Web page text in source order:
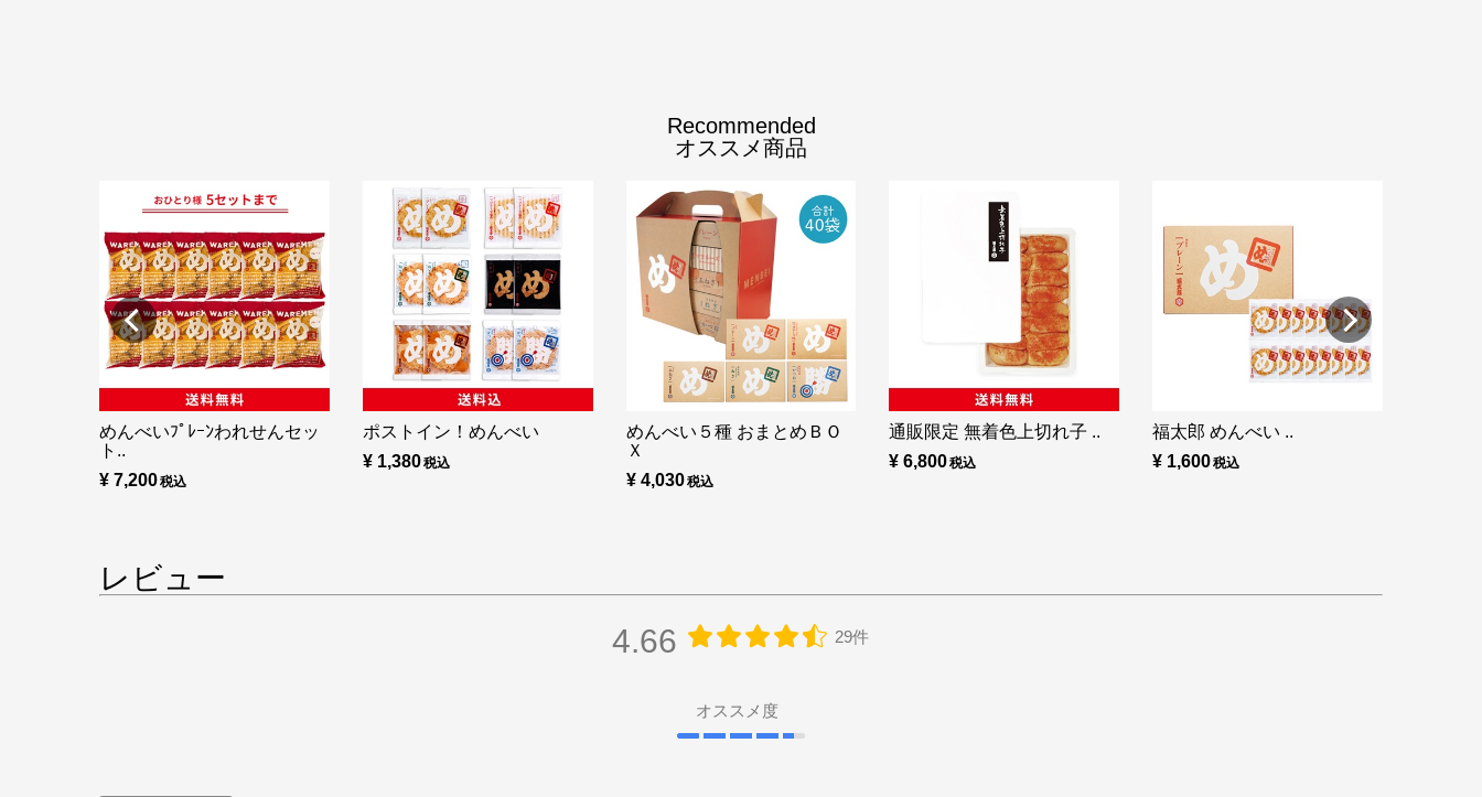
Recommended
オススメ商品
めんべいﾌﾟﾚｰﾝわれせんセッ
ト..
¥ 7,200
ポストイン！めんべい
¥ 1,380
めんべい５種 おまとめＢＯ
Ｘ
¥ 4,030
通販限定 無着色上切れ子 ..
¥ 6,800
福太郎 めんべい ..
¥ 1,600
レビュー
4.66 29件
オススメ度